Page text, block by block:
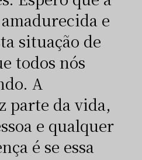
e
situação de
todos nós
A
parte da vida,
e qualquer
é se essa